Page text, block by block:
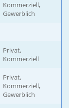
Kommerziell,
Gewerblich
Privat,
Kommerziell
Privat,
Kommerziell,
Gewerblich